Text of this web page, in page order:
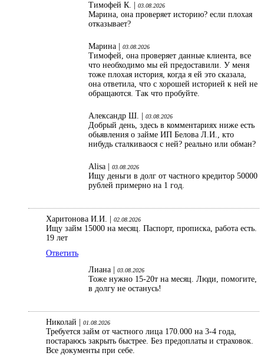
Тимофей К. | 03.08.2026
Марина, она проверяет историю? если плохая
отказывает?
Марина | 03.08.2026
Тимофей, она проверяет данные клиента, все
что необходимо мы ей предоставили. У меня
тоже плохая история, когда я ей это сказала,
она ответила, что с хорошей историей к ней не
обращаются. Так что пробуйте.
Александр Ш. | 03.08.2026
Добрый день, здесь в комментариях ниже есть
обьявления о займе ИП Белова Л.И., кто
нибудь сталкиваося с ней? реально или обман?
Alisa | 03.08.2026
Ищу деньги в долг от частного кредитор 50000
рублей примерно на 1 год.
Харитонова И.И. | 02.08.2026
Ищу займ 15000 на месяц. Паспорт, прописка, работа есть.
19 лет
Ответить
Лиана |
03.08.2026
Тоже нужно 15-20т на месяц. Люди, помогите,
в долгу не останусь!
Николай | 01.08.2026
Требуется займ от частного лица 170.000 на 3-4 года,
постараюсь закрыть быстрее. Без предоплаты и страховок.
Все документы при себе.